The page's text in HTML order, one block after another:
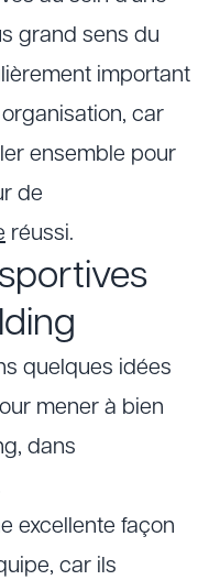
grand sens du
important
car
ensemble pour
de
réussi.
quelques idées
mener à bien
dans
excellente façon
car ils